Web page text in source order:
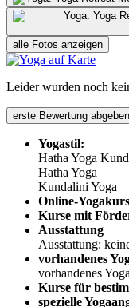
alle Fotos anzeigen
Leider wurden noch
erste Bewertung abgeben
Yogastil:
Hatha Yoga
Hatha Yoga
Kundalini Yoga
Online-
Kurse mit
Ausstattung
Ausstattung:
vorhandenes
vorhandenes
Kurse für
spezielle